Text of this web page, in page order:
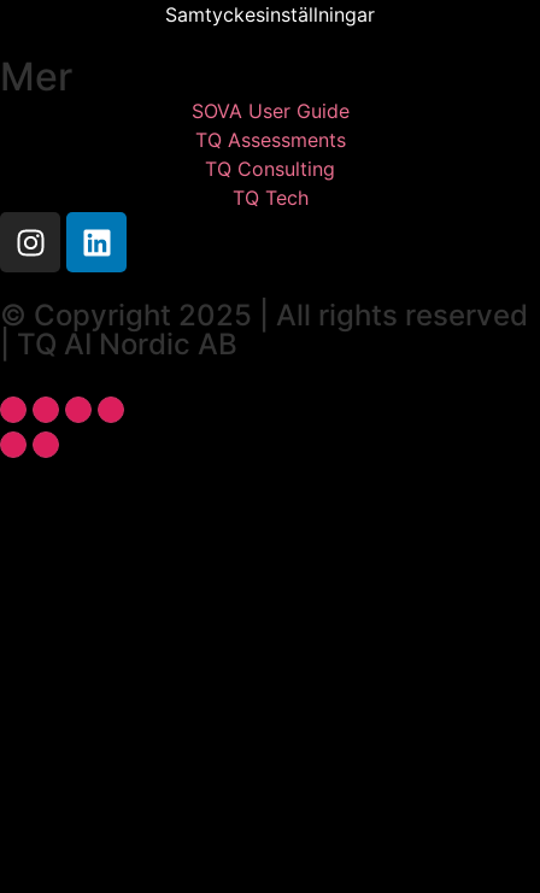
Samtyckesinställningar
Mer
SOVA User Guide
TQ Assessments
TQ Consulting
TQ Tech
© Copyright 2025 | All rights reserved
| TQ AI Nordic AB